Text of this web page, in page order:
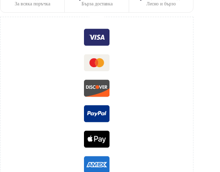
За всяка поръчка Бърза доставка Лесно и бързо